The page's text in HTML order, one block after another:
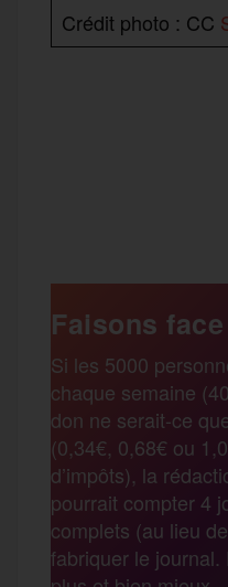
Crédit photo : CC
b
o
o
k
t
e
r
r
t
a
g
Faisons
Si les 5000
chaque semaine
don ne serait-ce
(0,34€, 0,68€ ou
d’impôts), la
pourrait compter 4
complets (au lieu
fabriquer le